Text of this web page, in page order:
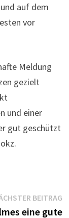
auf dem
vor
Meldung
gezielt
und einer
gut geschützt
BEITRAG
eine gute